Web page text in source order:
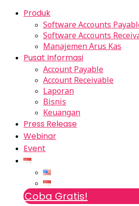
Produk
Software Accounts
Software Accounts
Manajemen Arus Kas
Pusat Informasi
Account Payable
Account Receivable
Laporan
Bisnis
Keuangan
Press Release
Webinar
Event
Coba Gratis!